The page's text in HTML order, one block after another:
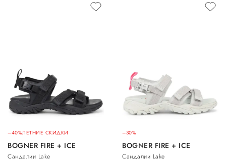
–40%ЛЕТНИЕ СКИДКИ
BOGNER FIRE + ICE
Сандалии Lake
–30%
BOGNER FIRE + ICE
Сандалии Lake